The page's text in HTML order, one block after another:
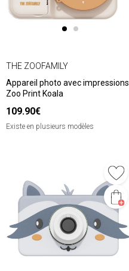
THE ZOOFAMILY
Appareil photo avec impressions
Zoo Print Koala
109.90€
Existe en plusieurs modèles